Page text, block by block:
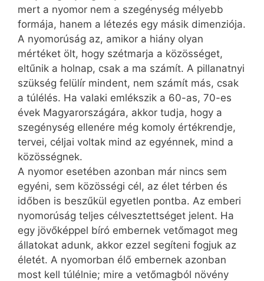
mert a nyomor nem a szegénység mélyebb
formája, hanem a létezés egy másik dimenziója.
A nyomorúság az, amikor a hiány olyan
mértéket ölt, hogy szétmarja a közösséget,
eltűnik a holnap, csak a ma számít. A pillanatnyi
szükség felülír mindent, nem számít más, csak
a túlélés. Ha valaki emlékszik a 60-as, 70-es
évek Magyarországára, akkor tudja, hogy a
szegénység ellenére még komoly értékrendje,
tervei, céljai voltak mind az egyénnek, mind a
közösségnek.
A nyomor esetében azonban már nincs sem
egyéni, sem közösségi cél, az élet térben és
időben is beszűkül egyetlen pontba. Az emberi
nyomorúság teljes célvesztettséget jelent. Ha
egy jövőképpel bíró embernek vetőmagot meg
állatokat adunk, akkor ezzel segíteni fogjuk az
életét. A nyomorban élő embernek azonban
most kell túlélnie; mire a vetőmagból növény